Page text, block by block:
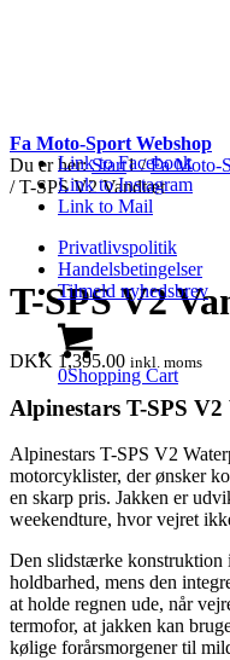
Link to Facebook
Link to Instagram
Link to Mail
Privatlivspolitik
Handelsbetingelser
Tilmeld nyhedsbrev
0Shopping Cart
Fa Moto-Sport Webshop
Du er her: Start1 / Fa Moto-
/ T-SPS V2 Vandtæt
T-SPS V2
DKK 1,395.00 inkl. moms
Alpinestars T-SPS
Alpinestars T-SPS V2
motorcyklister, der ønsker
en skarp pris. Jakken er
weekendture, hvor vejret
Den slidstærke konstruktion
holdbarhed, mens den
at holde regnen ude, når
termofor, at jakken kan
kølige forårsmorgener til